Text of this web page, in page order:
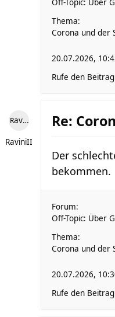
Off-Topic: Über
Thema:
Corona und der
20.07.2026,
Rufe den
RaviniII
RaviniII
Re:
Der
bekommen.
Forum:
Off-Topic: Über
Thema:
Corona und der
20.07.2026,
Rufe den